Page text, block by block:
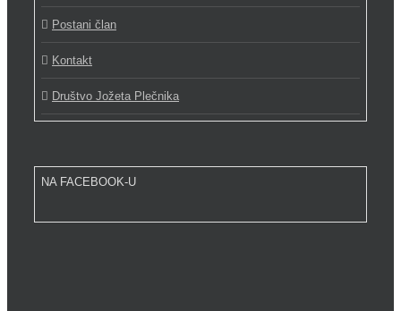
Postani član
Kontakt
Društvo Jožeta Plečnika
NA FACEBOOK-U